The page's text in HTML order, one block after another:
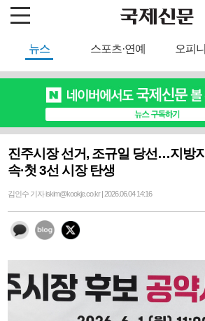
뉴스 스포츠·연예 오피
진주시장 선거, 조규일 당선…지방
속·첫 3선 시장 탄생
김인수 기자 iskim@kookje.co.kr | 2026.06.04 14:16